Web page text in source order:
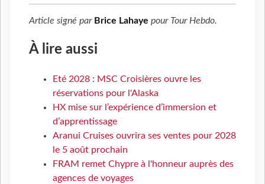
Article signé par Brice Lahaye pour Tour Hebdo.
À lire aussi
Eté 2028 : MSC Croisières ouvre les
réservations pour l'Alaska
HX mise sur l’expérience d’immersion et
d’apprentissage
Aranui Cruises ouvrira ses ventes pour 2028
le 5 août prochain
FRAM remet Chypre à l'honneur auprès des
agences de voyages